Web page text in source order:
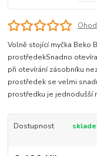
Volně stojící myčka Beko
prostředekSnadno
při otevírání zásobníku
prostředek se velmi
prostředku je jednodušší
Dostupnost